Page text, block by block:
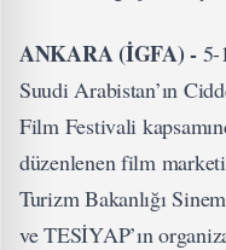
ANKARA (İGFA) - 5-
Suudi Arabistan’ın
Film Festivali
düzenlenen film
Turizm Bakanlığı
ve TESİYAP’ın